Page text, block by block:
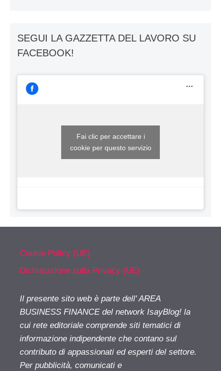
SEGUI LA GAZZETTA DEL LAVORO SU
FACEBOOK!
Fai clic per accettare i
cookie per questo servizio
Cookie Policy (UE)
Dichiarazione sulla Privacy (UE)
Il presente sito web è parte dell' AREA
BUSINESS FINANCE del network IsayBlog! la
cui rete editoriale comprende siti tematici di
informazione indipendente che contano sul
contributo di appassionati ed esperti del settore.
Per pubblicità, comunicati e